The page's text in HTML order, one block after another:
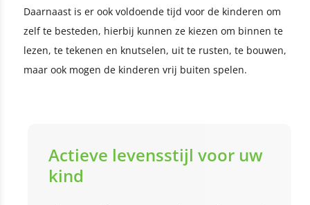
Daarnaast is er ook voldoende tijd voor de kinderen om
zelf te besteden, hierbij kunnen ze kiezen om binnen te
lezen, te tekenen en knutselen, uit te rusten, te bouwen,
maar ook mogen de kinderen vrij buiten spelen.
Actieve levensstijl voor uw
kind